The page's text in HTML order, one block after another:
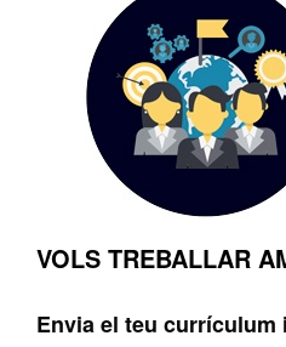
VOLS TREBALLAR
Envia el teu currículum